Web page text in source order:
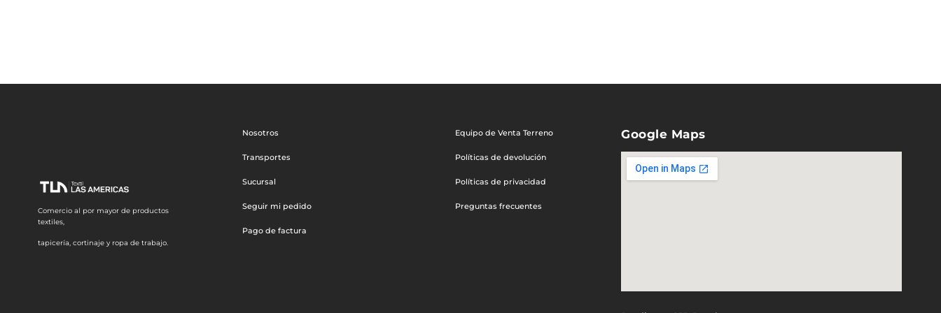
Comercio al por mayor de productos
textiles,
tapicería, cortinaje y ropa de trabajo.
Nosotros
Transportes
Sucursal
Seguir mi pedido
Pago de factura
Equipo de Venta Terreno
Políticas de devolución
Políticas de privacidad
Preguntas frecuentes
Google Maps